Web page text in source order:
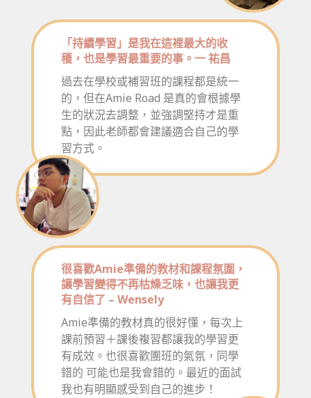
「持續學習」是我在這裡最大的收
穫，也是學習最重要的事。一 祐昌
過去在學校或補習班的課程都是統一
的，但在Amie Road 是真的會根據學
生的狀況去調整，並強調堅持才是重
點，因此老師都會建議適合自己的學
習方式。
很喜歡Amie準備的教材和課程氛圍，
讓學習變得不再枯燥乏味，也讓我更
有自信了 – Wensely
Amie準備的教材真的很好懂，每次上
課前預習＋課後複習都讓我的學習更
有成效。也很喜歡團班的氣氛，同學
錯的 可能也是我會錯的。最近的面試
我也有明顯感受到自己的進步！